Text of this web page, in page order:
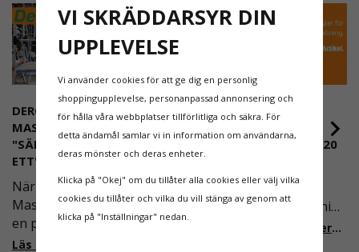
DEROME
MASKINUTHYRNING -
"SÄKERHET ÄR ALLTID PRIO
ETT"
När Derome
Maskinuthyrning behövde
en pålitlig partner inom
fallskydd och
NYA REGLER FÖR
RULLSTÄLLNING -
AFS2023:9 & EN1004:2020
högst osannolikt så är
våra regler för rullställning
i Sverige slappare än de Läs mer om de nya reglerna!
VI SKRÄDDARSYR DIN
UPPLEVELSE
Vi använder cookies för att ge dig en personlig
shoppingupplevelse, personanpassad annonsering och
för hålla våra webbplatser tillförlitliga och säkra. För
detta ändamål samlar vi in information om användarna,
deras mönster och deras enheter.
Klicka på "Okej" om du tillåter alla cookies eller välj vilka
cookies du tillåter och vilka du vill stänga av genom att
klicka på "Inställningar" nedan.